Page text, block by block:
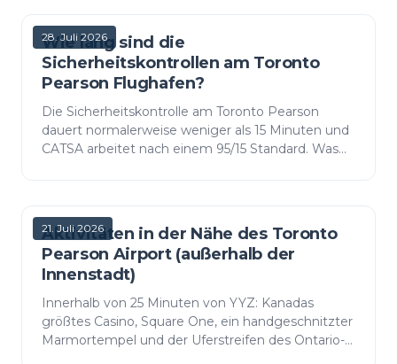
28. Juli 2026
Wie lang sind die
Sicherheitskontrollen am Toronto
Pearson Flughafen?
Die Sicherheitskontrolle am Toronto Pearson
dauert normalerweise weniger als 15 Minuten und
CATSA arbeitet nach einem 95/15 Standard. Was
21. Juli 2026
Aktivitäten in der Nähe des Toronto
Pearson Airport (außerhalb der
Innenstadt)
Innerhalb von 25 Minuten von YYZ: Kanadas
größtes Casino, Square One, ein handgeschnitzter
Marmortempel und der Uferstreifen des Ontario-